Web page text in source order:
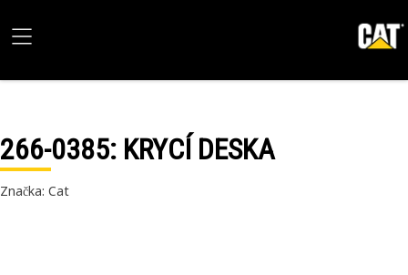
266-0385: KRYCÍ DESKA
Značka: Cat